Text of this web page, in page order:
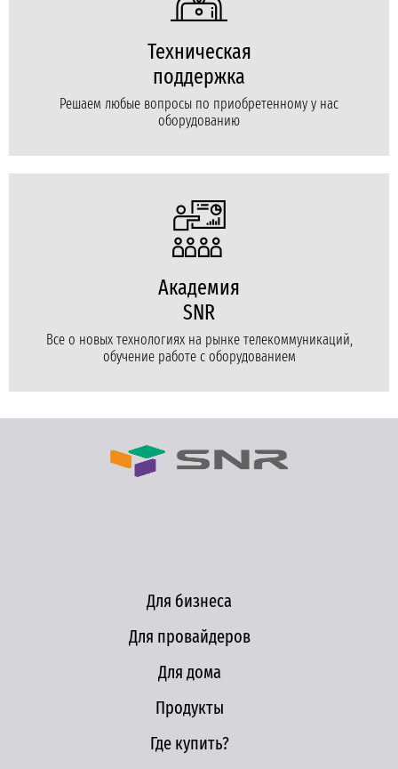
Техническая
поддержка
Решаем любые вопросы по приобретенному у нас
оборудованию
Академия
SNR
Все о новых технологиях на рынке телекоммуникаций,
обучение работе с оборудованием
Для бизнеса
Для провайдеров
Для дома
Продукты
Где купить?